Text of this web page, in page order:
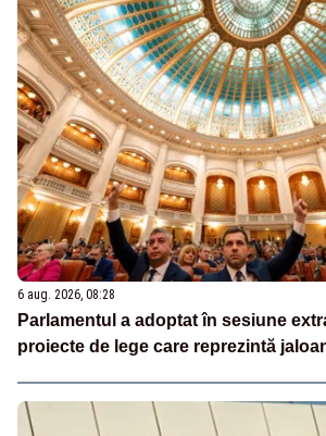
6 aug. 2026, 08:28
Parlamentul a adoptat în sesiune
proiecte de lege care reprezintă